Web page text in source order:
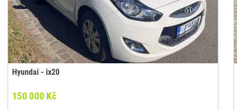
Hyundai - ix20
150 000 Kč